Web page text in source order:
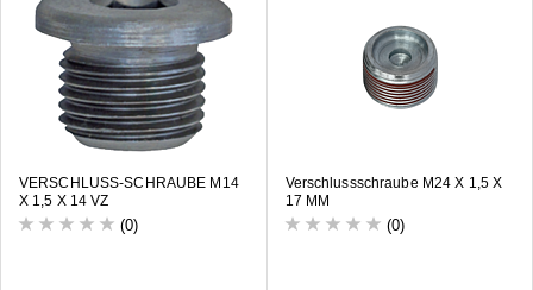
VERSCHLUSS-SCHRAUBE M14
X 1,5 X 14 VZ
(0)
Verschlussschraube M24 X 1,5 X
17 MM
(0)